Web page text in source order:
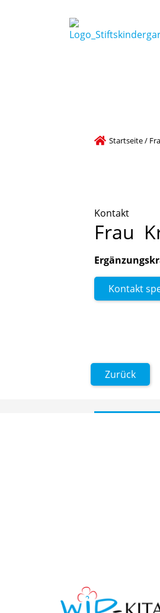
Startseite/
Kontakt
Frau
Kontakt
Zurück